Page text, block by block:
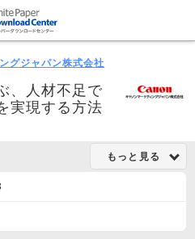
グジャパン株式会社
、人材不足で
実現する方法
もっと見る